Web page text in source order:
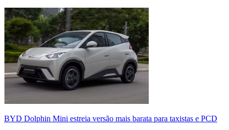
BYD Dolphin Mini estreia versão mais barata para taxistas e PCD